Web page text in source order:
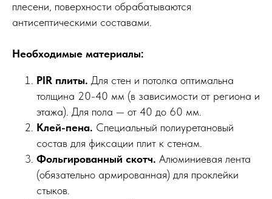
плесени, поверхности обрабатываются
антисептическими составами.
Необходимые материалы:
PIR плиты. Для стен и потолка оптимальна
толщина 20-40 мм (в зависимости от региона и
этажа). Для пола — от 40 до 60 мм.
Клей-пена. Специальный полиуретановый
состав для фиксации плит к стенам.
Фольгированный скотч. Алюминиевая лента
(обязательно армированная) для проклейки
стыков.